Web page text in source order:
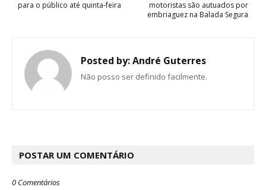
motoristas são autuados por
embriaguez na Balada Segura
para o público até quinta-feira
Posted by:André Guterres
Não posso ser definido facilmente.
POSTAR UM COMENTÁRIO
0 Comentários